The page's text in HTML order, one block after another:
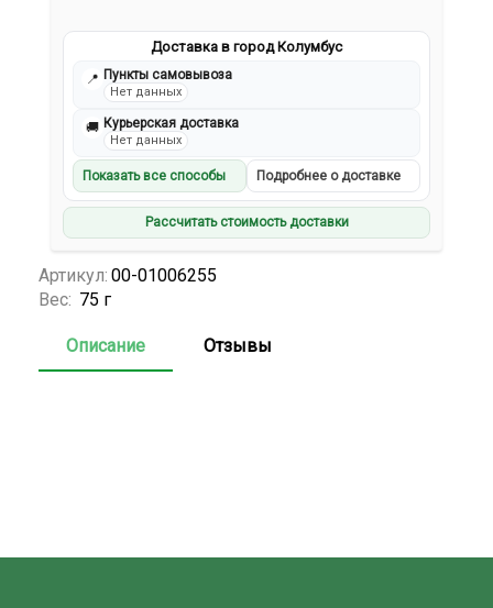
Доставка в город Колумбус
📍 Пункты самовывоза
Нет данных
🚚 Курьерская доставка
Нет данных
Показать все способы Подробнее о доставке
Рассчитать стоимость доставки
Артикул: 00-01006255
Вес: 75 г
Описание Отзывы